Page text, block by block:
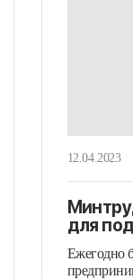
12.04.2023
для
Ежегодно